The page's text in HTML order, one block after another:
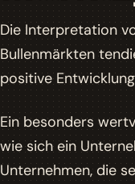
Die Interpretation
Bullenmärkten
positive
Ein besonders
wie sich ein
Unternehmen, die